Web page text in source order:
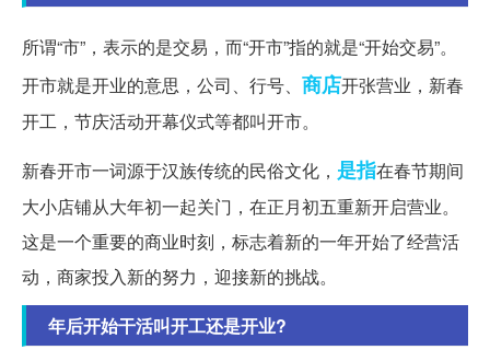
所谓“市”，表示的是交易，而“开市”指的就是“开始交易”。
开市就是开业的意思，公司、行号、 商店开张营业，新春
开工，节庆活动开幕仪式等都叫开市。
新春开市一词源于汉族传统的民俗文化， 是指在春节期间
大小店铺从大年初一起关门，在正月初五重新开启营业。
这是一个重要的商业时刻，标志着新的一年开始了经营活
动，商家投入新的努力，迎接新的挑战。
年后开始干活叫开工还是开业?